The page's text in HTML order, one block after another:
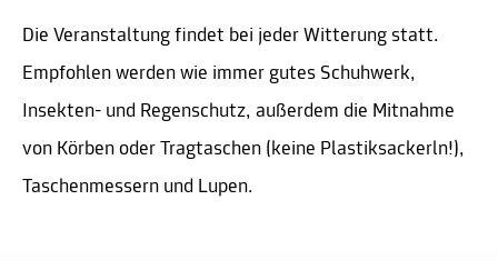
Die Veranstaltung findet bei jeder Witterung statt.
Empfohlen werden wie immer gutes Schuhwerk,
Insekten- und Regenschutz, außerdem die Mitnahme
von Körben oder Tragtaschen (keine Plastiksackerln!),
Taschenmessern und Lupen.